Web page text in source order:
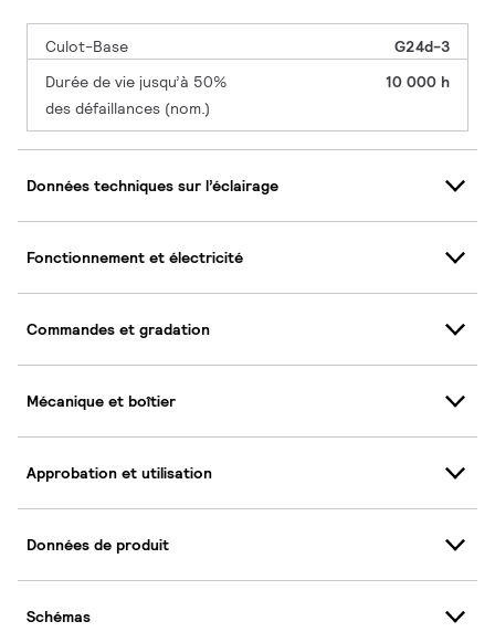
Culot-Base
G24d-3
Durée de vie jusqu’à 50%
des défaillances (nom.)
10 000 h
Données techniques sur l’éclairage
Fonctionnement et électricité
Commandes et gradation
Mécanique et boîtier
Approbation et utilisation
Données de produit
Schémas